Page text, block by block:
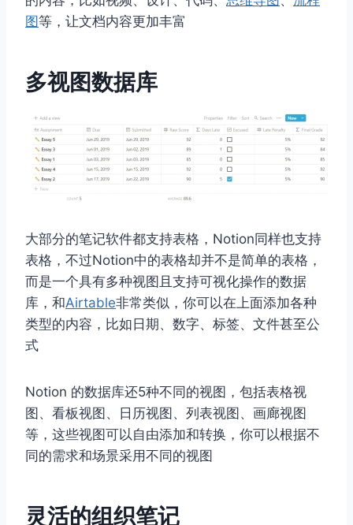
图等，让文档内容更加丰富
多视图数据库
大部分的笔记软件都支持表格，Notion同样也支持
表格，不过Notion中的表格却并不是简单的表格，
而是一个具有多种视图且支持可视化操作的数据
库，和Airtable非常类似，你可以在上面添加各种
类型的内容，比如日期、数字、标签、文件甚至公
式
Notion 的数据库还5种不同的视图，包括表格视
图、看板视图、日历视图、列表视图、画廊视图
等，这些视图可以自由添加和转换，你可以根据不
同的需求和场景采用不同的视图
灵活的组织笔记